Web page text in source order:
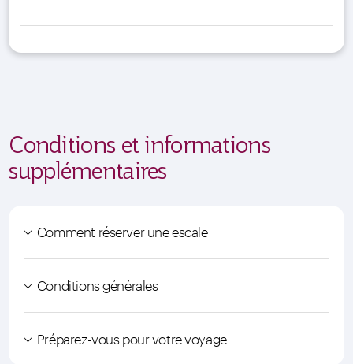
Conditions et informations
supplémentaires
Comment réserver une escale
Conditions générales
Préparez-vous pour votre voyage